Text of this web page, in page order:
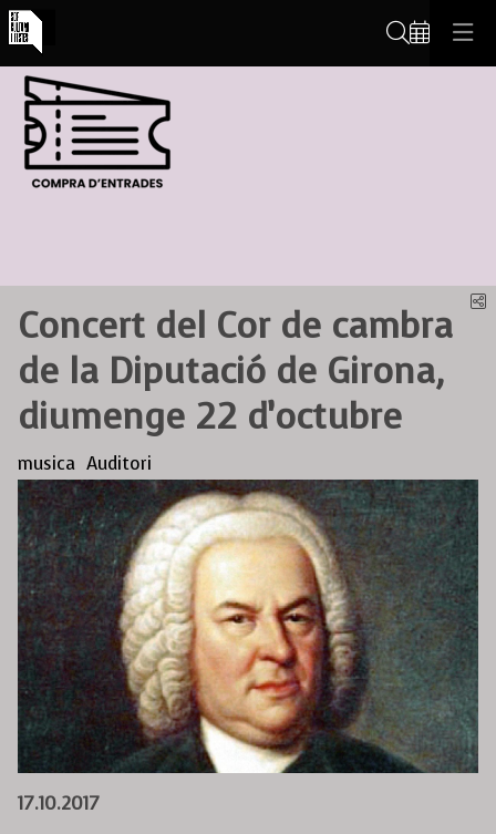
Concert del Cor de cambra
de la Diputació de Girona,
diumenge 22 d’octubre
musica Auditori
17.10.2017